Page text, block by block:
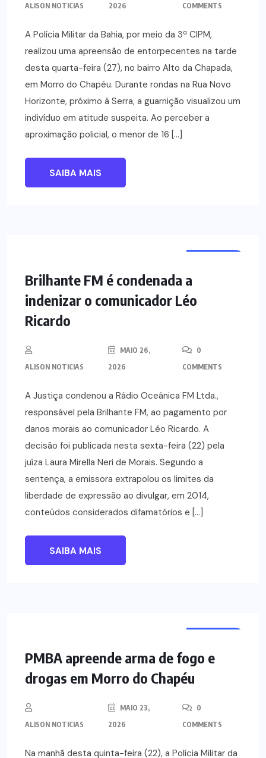
ALISON NOTICIAS
2026
COMMENTS
A Polícia Militar da Bahia, por meio da 3ª CIPM,
realizou uma apreensão de entorpecentes na tarde
desta quarta-feira (27), no bairro Alto da Chapada,
em Morro do Chapéu. Durante rondas na Rua Novo
Horizonte, próximo à Serra, a guarnição visualizou um
indivíduo em atitude suspeita. Ao perceber a
aproximação policial, o menor de 16 […]
SAIBA MAIS
Brilhante FM é condenada a
indenizar o comunicador Léo
Ricardo
ALISON NOTICIAS
MAIO 26,
2026
0
COMMENTS
A Justiça condenou a Rádio Oceânica FM Ltda.,
responsável pela Brilhante FM, ao pagamento por
danos morais ao comunicador Léo Ricardo. A
decisão foi publicada nesta sexta-feira (22) pela
juíza Laura Mirella Neri de Morais. Segundo a
sentença, a emissora extrapolou os limites da
liberdade de expressão ao divulgar, em 2014,
conteúdos considerados difamatórios e […]
SAIBA MAIS
PMBA apreende arma de fogo e
drogas em Morro do Chapéu
ALISON NOTICIAS
MAIO 23,
2026
0
COMMENTS
Na manhã desta quinta-feira (22), a Polícia Militar da